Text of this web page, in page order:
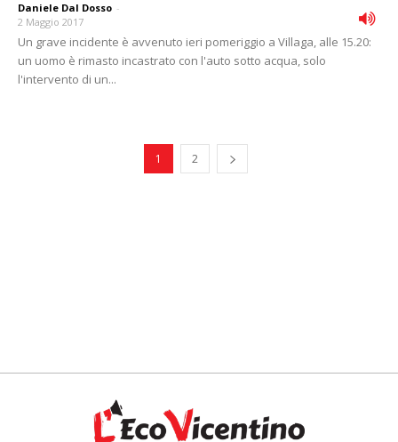
Daniele Dal Dosso -
2 Maggio 2017
Un grave incidente è avvenuto ieri pomeriggio a Villaga, alle 15.20:
un uomo è rimasto incastrato con l'auto sotto acqua, solo
l'intervento di un...
1 2